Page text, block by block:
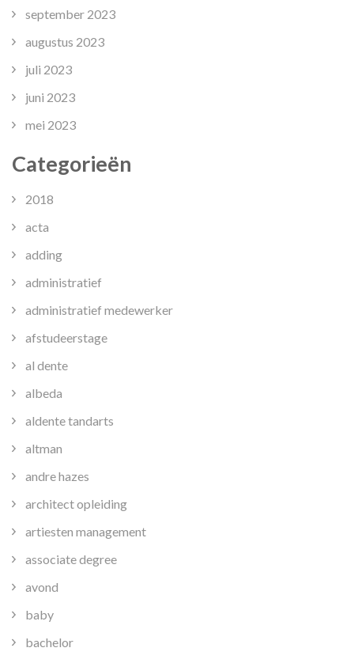
september 2023
augustus 2023
juli 2023
juni 2023
mei 2023
Categorieën
2018
acta
adding
administratief
administratief medewerker
afstudeerstage
al dente
albeda
aldente tandarts
altman
andre hazes
architect opleiding
artiesten management
associate degree
avond
baby
bachelor